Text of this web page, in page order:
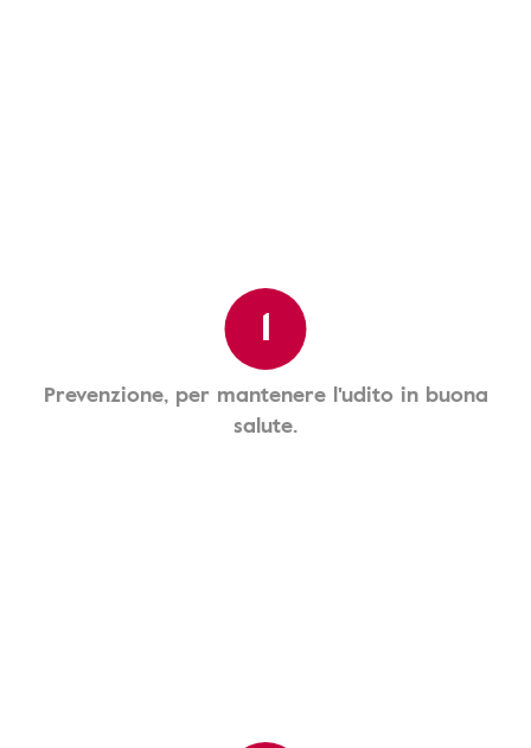
1
Prevenzione, per mantenere l'udito in buona
salute.